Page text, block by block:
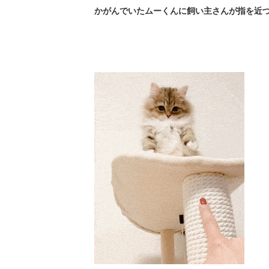
かがんでいたムーくんに飼い主さんが指を近